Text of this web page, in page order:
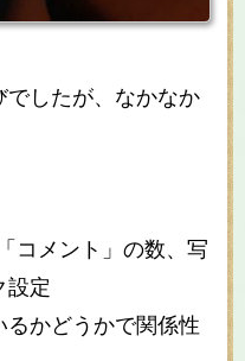
でしたが、なかなか
コメント」の数、写
設定
かどうかで関係性